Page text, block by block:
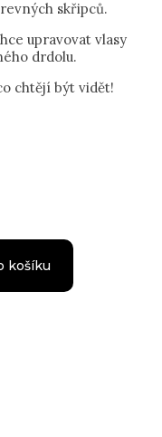
skřipců.
upravovat vlasy
drdolu.
chtějí být vidět!
košíku